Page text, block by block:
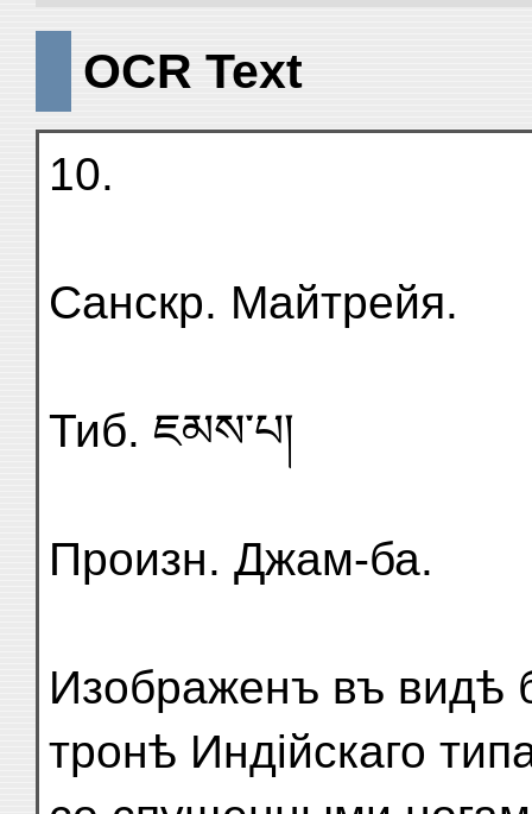
OCR Text
10.
Санскр. Майтрейя.
Тиб. ཇམས་པ།
Произн. Джам-ба.
Изображенъ въ видѣ
тронѣ Индійскаго